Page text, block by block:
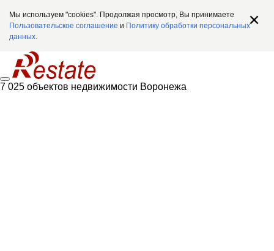
Мы используем "cookies". Продолжая просмотр, Вы принимаете
Пользовательское соглашение и Политику обработки персональных
данных.
7 025 объектов недвижимости Воронежа